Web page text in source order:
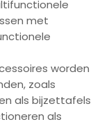
met
worden
zoals
als bijzettafels
als